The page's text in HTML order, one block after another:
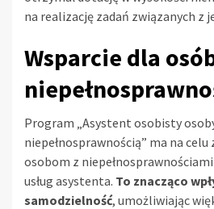
na realizację zadań związanych z
Wsparcie dla
Program „Asystent osobisty
niepełnosprawnością” ma na
osobom z
usług asystenta. To znacząco
samodzielność, umożliwiając